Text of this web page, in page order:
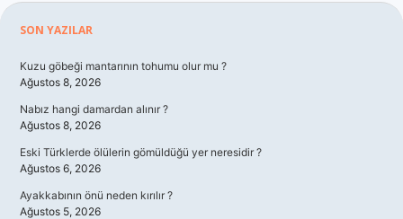
Sidebar
SON YAZILAR
Kuzu göbeği mantarının tohumu olur mu ?
Ağustos 8, 2026
Nabız hangi damardan alınır ?
Ağustos 8, 2026
Eski Türklerde ölülerin gömüldüğü yer neresidir ?
Ağustos 6, 2026
Ayakkabının önü neden kırılır ?
Ağustos 5, 2026